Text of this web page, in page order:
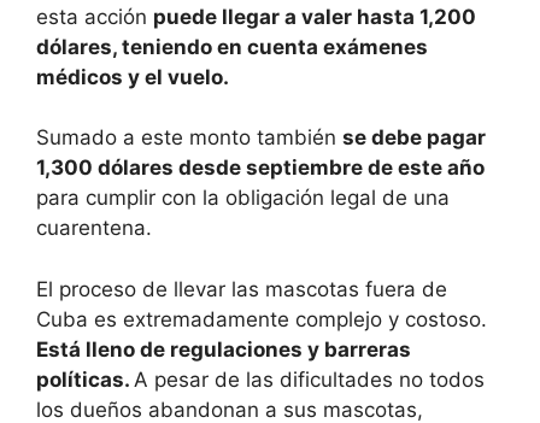
esta acción puede llegar a valer hasta 1,200
dólares, teniendo en cuenta exámenes
médicos y el vuelo.
Sumado a este monto también se debe pagar
1,300 dólares desde septiembre de este año
para cumplir con la obligación legal de una
cuarentena.
El proceso de llevar las mascotas fuera de
Cuba es extremadamente complejo y costoso.
Está lleno de regulaciones y barreras
políticas. A pesar de las dificultades no todos
los dueños abandonan a sus mascotas,